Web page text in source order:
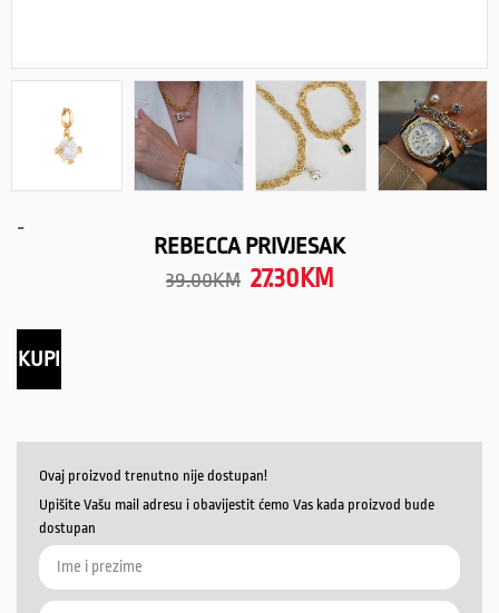
-
REBECCA PRIVJESAK
39.00KM 27.30 KM
KUPI
Ovaj proizvod trenutno nije dostupan!
Upišite Vašu mail adresu i obavijestit ćemo Vas kada proizvod bude
dostupan